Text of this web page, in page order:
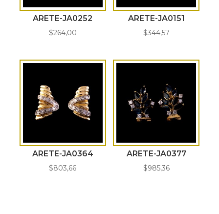
ARETE-JA0252
$264,00
ARETE-JA0151
$344,57
ARETE-JA0364
$803,66
ARETE-JA0377
$985,36